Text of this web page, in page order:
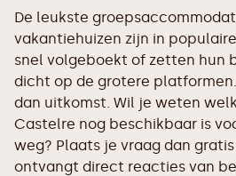
De leukste
vakantiehuizen zijn in
snel volgeboekt of zetten hun
dicht op de grotere
dan uitkomst. Wil je weten
Castelre nog beschikbaar is
weg? Plaats je vraag dan
ontvangt direct reacties van